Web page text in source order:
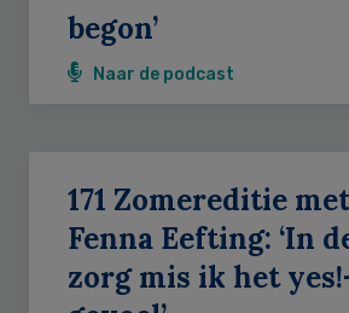
begon’
Naar de podcast
171 Zomereditie met
Fenna Eefting: ‘In
zorg mis ik het